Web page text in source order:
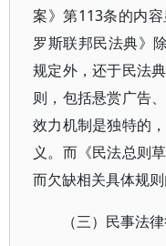
案》第113条的内
罗斯联邦民法典》
规定外，还于民法
则，包括悬赏广告
效力机制是独特的
义。而《民法总则
而欠缺相关具体规则
（三）民事法